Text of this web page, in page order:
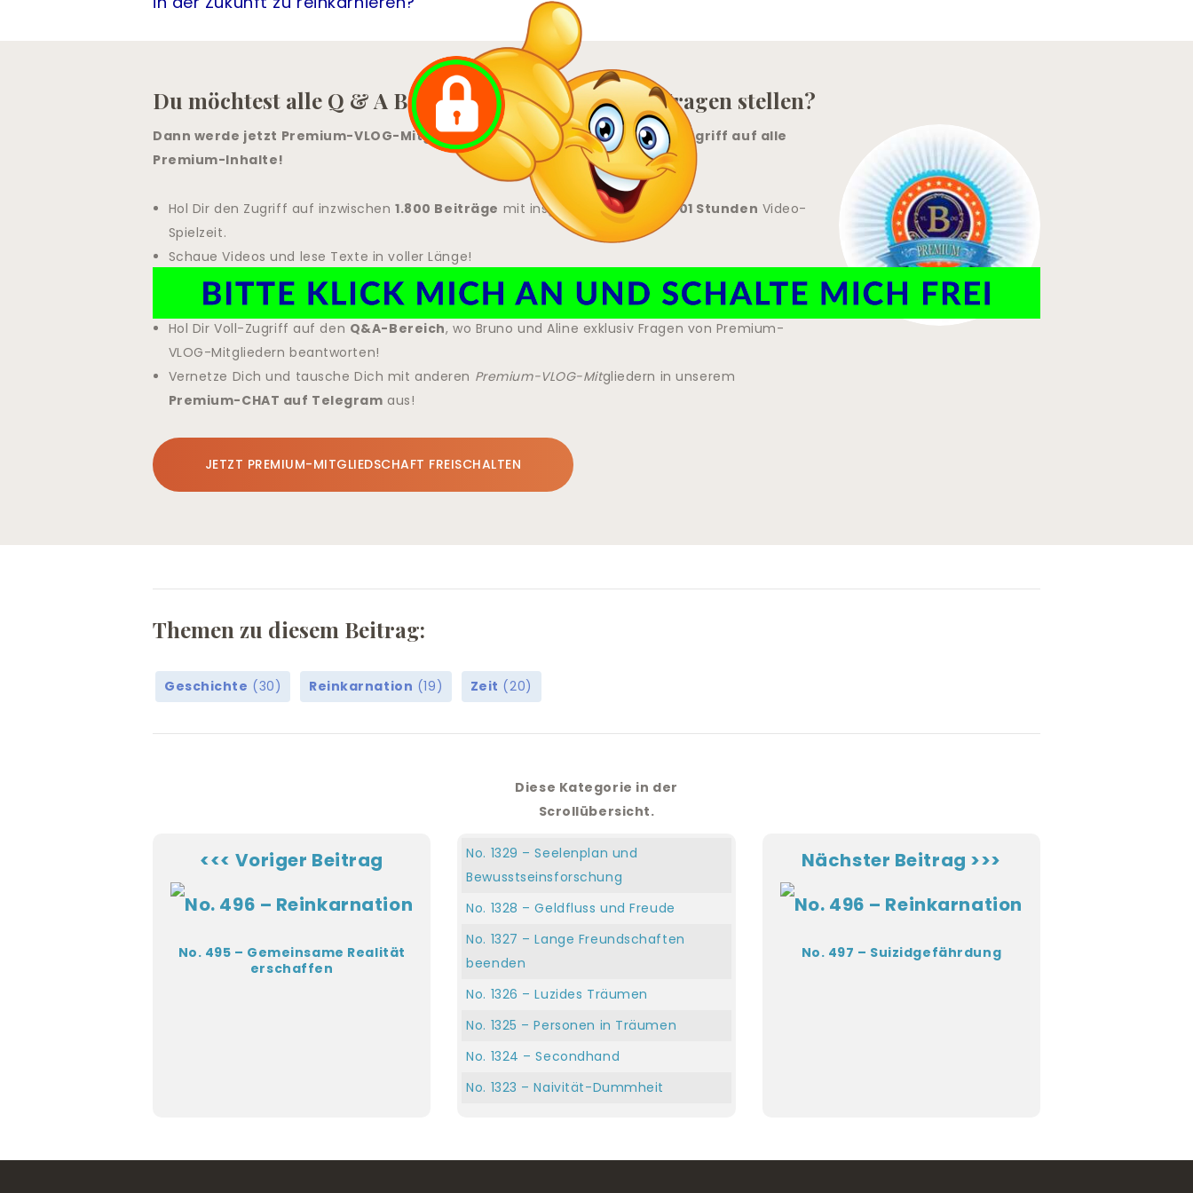
Du möchtest alle Q & A Beiträge sehen und selber Fragen stellen?
Dann werde jetzt Premium-VLOG-Mitglied und erhalte unbeschränkten Zugriff auf alle
Premium-Inhalte!
Hol Dir den Zugriff auf inzwischen1.800 Beiträge mit insgesamt mehr als 601 Stunden Video-
Spielzeit.
Schaue Videos und lese Texte in voller Länge!
Exklusive Inhalte welche es nirgendwo sonst zu sehen gibt!
Im Premium-Bereich gehen wir tiefer als auf irgend einem anderen öffentlichen Medium.
Hol Dir Voll-Zugriff auf den Q&A-Bereich, wo Bruno und Aline exklusiv Fragen von Premium-
VLOG-Mitgliedern beantworten!
Vernetze Dich und tausche Dich mit anderen Premium-VLOG-Mitgliedern in unserem
Premium-CHAT auf Telegram aus!
JETZT PREMIUM-MITGLIEDSCHAFT FREISCHALTEN
Themen zu diesem Beitrag:
Geschichte (30) Reinkarnation (19) Zeit (20)
Diese Kategorie in der
Scrollübersicht.
<<< Voriger Beitrag
No. 495 – Gemeinsame Realität
erschaffen
No. 1329 – Seelenplan und
Bewusstseinsforschung
No. 1328 – Geldfluss und Freude
No. 1327 – Lange Freundschaften
beenden
No. 1326 – Luzides Träumen
No. 1325 – Personen in Träumen
No. 1324 – Secondhand
No. 1323 – Naivität-Dummheit
Nächster Beitrag >>>
No. 497 – Suizidgefährdung